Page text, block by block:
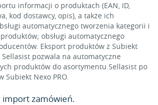
informacji o produktach (EAN, ID,
kod dostawcy, opis), a także ich
automatycznego tworzenia kategorii i
obsługi automatycznego
Eksport produktów z Subiekt
Sellasist pozwala na automatyczne
produktów do asortymentu Sellasist po
Subiekt Nexo PRO.
import zamówień.